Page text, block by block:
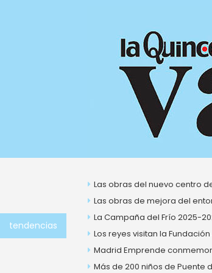
tendencias
Las obras del nuevo centro
Las obras de mejora del
La Campaña del Frío 2025-
Los reyes visitan la
Madrid Emprende
Más de 200 niños de Puente